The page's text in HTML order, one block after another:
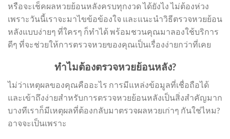
หรือจะเช็คผลหวยย้อนหลังครบทุกงวด ได้ยังไง ไม่ต้องห่วง
เพราะวันนี้เราจะมาไขข้อข้องใจ และแนะนำวิธีตรวจหวยย้อน
หลังแบบง่ายๆ ที่ใครๆ ก็ทำได้ พร้อมชวนคุณมาลองใช้บริการ
ดีๆ ที่จะช่วยให้การตรวจหวยของคุณเป็นเรื่องง่ายกว่าที่เคย
ทำไมต้องตรวจหวยย้อนหลัง?
ไม่ว่าเหตุผลของคุณคืออะไร การมีแหล่งข้อมูลที่เชื่อถือได้
และเข้าถึงง่ายสำหรับการตรวจหวยย้อนหลังเป็นสิ่งสำคัญมาก
บางทีเราก็มีเหตุผลที่ต้องกลับมาตรวจผลหวยเก่าๆ กันใช่ไหม?
อาจจะเป็นเพราะ